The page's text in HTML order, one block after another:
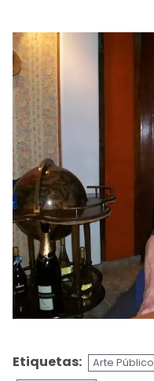
Etiquetas: Arte Público